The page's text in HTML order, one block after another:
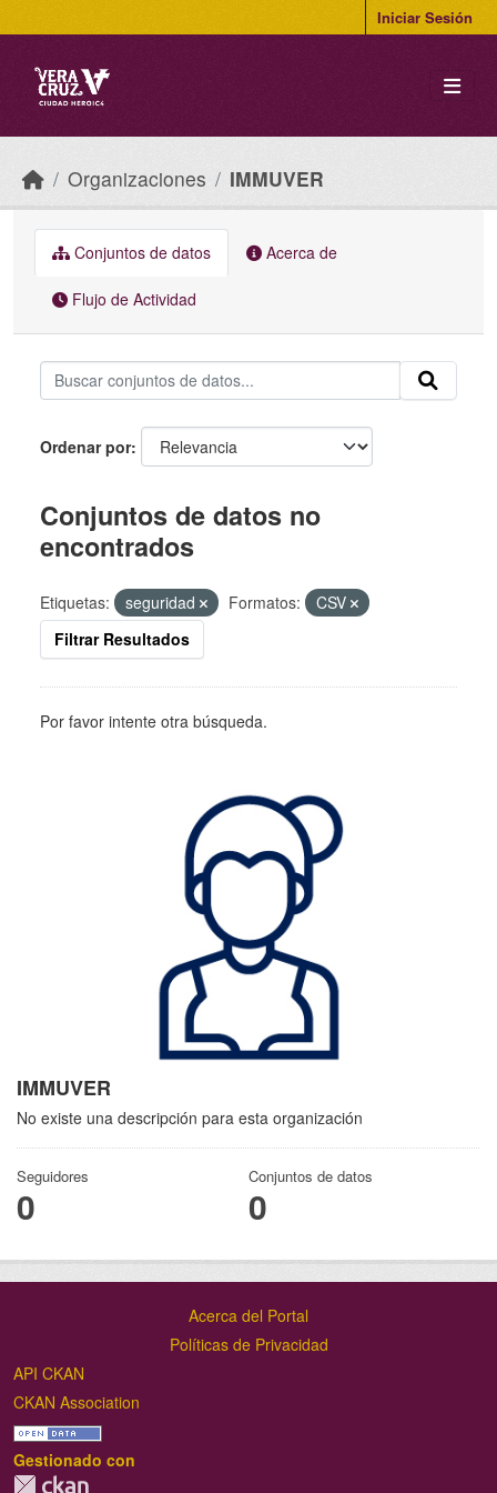
Iniciar Sesión
Organizaciones IMMUVER
IMMUVER
No existe una descripción para esta organización
Seguidores
0
Conjuntos de datos
0
Conjuntos de datos Acerca de
Flujo de Actividad
Ordenar por
Conjuntos de datos no
encontrados
Etiquetas: seguridad Formatos:
CSV
Filtrar Resultados
Por favor intente otra búsqueda.
Acerca del Portal
Políticas de Privacidad
API CKAN
CKAN Association
Gestionado con